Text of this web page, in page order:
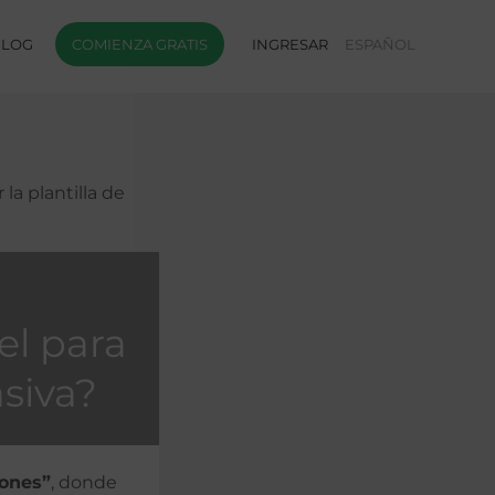
COMIENZA GRATIS INGRESAR ESPAÑOL
la plantilla de
para
, donde